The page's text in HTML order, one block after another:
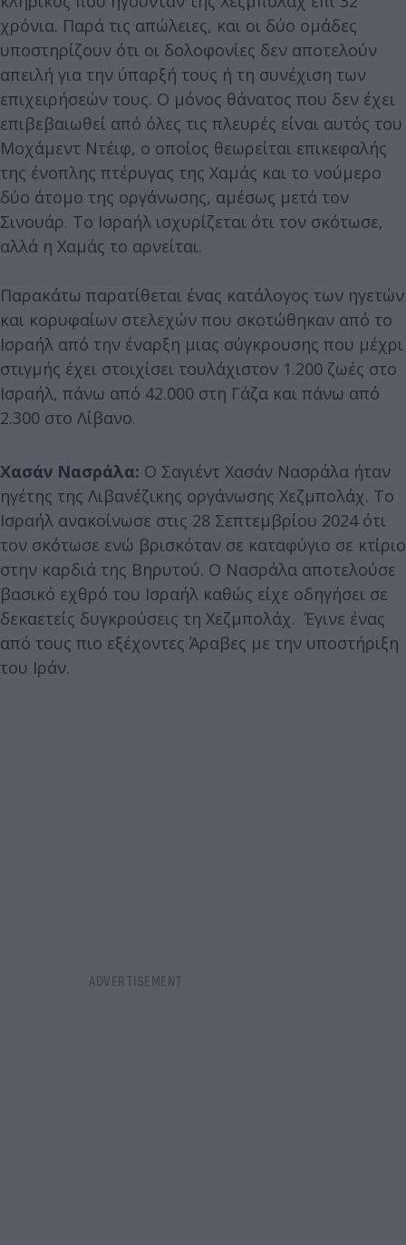
χρόνια. Παρά τις απώλειες, και οι δύο ομάδες
υποστηρίζουν ότι οι δολοφονίες δεν αποτελούν
απειλή για την ύπαρξή τους ή τη συνέχιση των
επιχειρήσεών τους. Ο μόνος θάνατος που δεν έχει
επιβεβαιωθεί από όλες τις πλευρές είναι αυτός του
Μοχάμεντ Ντέιφ, ο οποίος θεωρείται επικεφαλής
της ένοπλης πτέρυγας της Χαμάς και το νούμερο
δύο άτομο της οργάνωσης, αμέσως μετά τον
Σινουάρ. Το Ισραήλ ισχυρίζεται ότι τον σκότωσε,
αλλά η Χαμάς το αρνείται.
Παρακάτω παρατίθεται ένας κατάλογος των ηγετών
και κορυφαίων στελεχών που σκοτώθηκαν από το
Ισραήλ από την έναρξη μιας σύγκρουσης που μέχρι
στιγμής έχει στοιχίσει τουλάχιστον 1.200 ζωές στο
Ισραήλ, πάνω από 42.000 στη Γάζα και πάνω από
2.300 στο Λίβανο.
Χασάν Νασράλα: Ο Σαγιέντ Χασάν Νασράλα ήταν
ηγέτης της Λιβανέζικης οργάνωσης Χεζμπολάχ. Το
Ισραήλ ανακοίνωσε στις 28 Σεπτεμβρίου 2024 ότι
τον σκότωσε ενώ βρισκόταν σε καταφύγιο σε κτίριο
στην καρδιά της Βηρυτού. Ο Νασράλα αποτελούσε
βασικό εχθρό του Ισραήλ καθώς είχε οδηγήσει σε
δεκαετείς δυγκρούσεις τη Χεζμπολάχ. Έγινε ένας
από τους πιο εξέχοντες Άραβες με την υποστήριξη
του Ιράν.